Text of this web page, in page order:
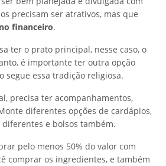
precisam ser atrativos, mas que
financeiro.
ter o prato principal, nesse caso, o
é importante ter outra opção
segue essa tradição religiosa.
precisa ter acompanhamentos,
diferentes opções de cardápios,
e bolsos também.
pelo menos 50% do valor com
comprar os ingredientes, e também